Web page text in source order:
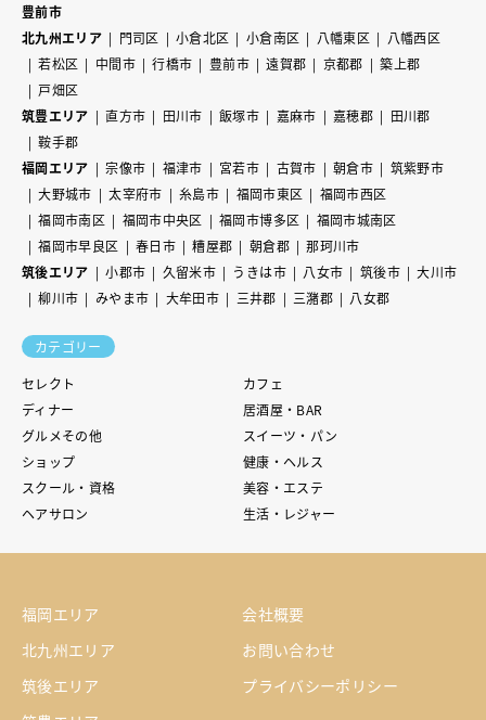
豊前市
北九州エリア
門司区 小倉北区 小倉南区 八幡東区
八幡西区
若松区
中間市 行橋市 豊前市 遠賀郡 京都郡
築上郡
戸畑区
筑豊エリア
直方市 田川市 飯塚市 嘉麻市 嘉穂郡
田川郡
鞍手郡
福岡エリア
宗像市 福津市 宮若市 古賀市 朝倉市
筑紫野市
大野城市
太宰府市 糸島市 福岡市東区
福岡市西区
福岡市南区
福岡市中央区 福岡市博多区
福岡市城南区
福岡市早良区
春日市 糟屋郡 朝倉郡
那珂川市
筑後エリア
小郡市 久留米市 うきは市 八女市 筑後市
大川市
柳川市
みやま市 大牟田市 三井郡 三潴郡 八女郡
カテゴリー
セレクト
カフェ
ディナー
居酒屋・BAR
グルメその他
スイーツ・パン
ショップ
健康・ヘルス
スクール・資格
美容・エステ
ヘアサロン
生活・レジャー
福岡エリア
北九州エリア
筑後エリア
会社概要
お問い合わせ
プライバシーポリシー